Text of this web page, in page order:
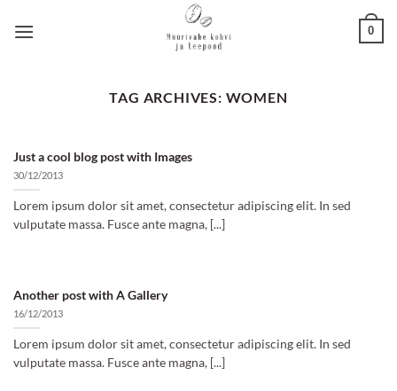
0
TAG ARCHIVES: WOMEN
Just a cool blog post with Images
30/12/2013
Lorem ipsum dolor sit amet, consectetur adipiscing elit. In sed
vulputate massa. Fusce ante magna, [...]
Another post with A Gallery
16/12/2013
Lorem ipsum dolor sit amet, consectetur adipiscing elit. In sed
vulputate massa. Fusce ante magna, [...]